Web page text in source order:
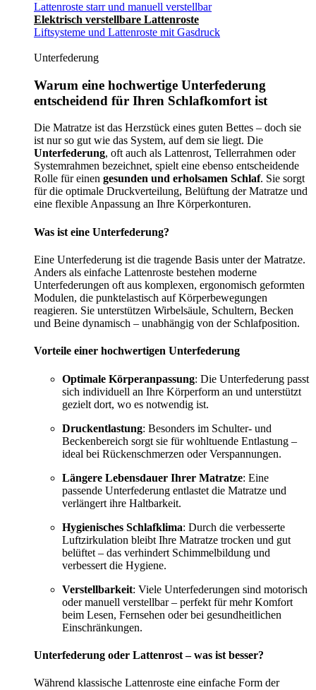
Lattenroste starr und manuell verstellbar
Elektrisch verstellbare Lattenroste
Liftsysteme und Lattenroste mit Gasdruck
Unterfederung
Warum eine hochwertige Unterfederung
entscheidend für Ihren Schlafkomfort ist
Die Matratze ist das Herzstück eines guten Bettes – doch sie
ist nur so gut wie das System, auf dem sie liegt. Die
Unterfederung, oft auch als Lattenrost, Tellerrahmen oder
Systemrahmen bezeichnet, spielt eine ebenso entscheidende
Rolle für einen gesunden und erholsamen Schlaf. Sie sorgt
für die optimale Druckverteilung, Belüftung der Matratze und
eine flexible Anpassung an Ihre Körperkonturen.
Was ist eine Unterfederung?
Eine Unterfederung ist die tragende Basis unter der Matratze.
Anders als einfache Lattenroste bestehen moderne
Unterfederungen oft aus komplexen, ergonomisch geformten
Modulen, die punktelastisch auf Körperbewegungen
reagieren. Sie unterstützen Wirbelsäule, Schultern, Becken
und Beine dynamisch – unabhängig von der Schlafposition.
Vorteile einer hochwertigen Unterfederung
Optimale Körperanpassung: Die Unterfederung passt
sich individuell an Ihre Körperform an und unterstützt
gezielt dort, wo es notwendig ist.
Druckentlastung: Besonders im Schulter- und
Beckenbereich sorgt sie für wohltuende Entlastung –
ideal bei Rückenschmerzen oder Verspannungen.
Längere Lebensdauer Ihrer Matratze: Eine
passende Unterfederung entlastet die Matratze und
verlängert ihre Haltbarkeit.
Hygienisches Schlafklima: Durch die verbesserte
Luftzirkulation bleibt Ihre Matratze trocken und gut
belüftet – das verhindert Schimmelbildung und
verbessert die Hygiene.
Verstellbarkeit: Viele Unterfederungen sind motorisch
oder manuell verstellbar – perfekt für mehr Komfort
beim Lesen, Fernsehen oder bei gesundheitlichen
Einschränkungen.
Unterfederung oder Lattenrost – was ist besser?
Während klassische Lattenroste eine einfache Form der